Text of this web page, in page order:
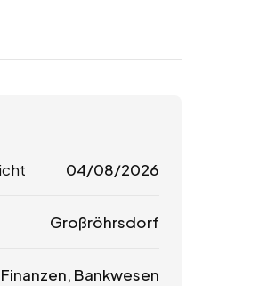
04/08/2026
Großröhrsdorf
Finanzen, Bankwesen